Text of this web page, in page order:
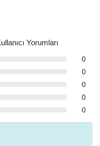
Yorumları
0
0
0
0
0